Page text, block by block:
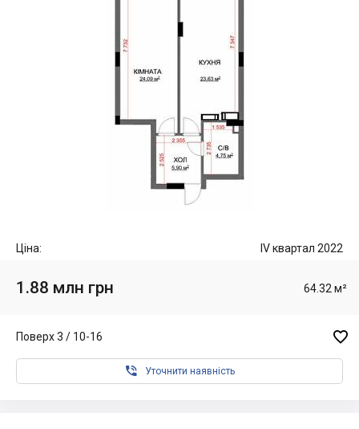
Ціна: IV квартал 2022
1.88 млн грн 64.32 м²
Поверх 3 / 10-16 
 Уточнити наявність